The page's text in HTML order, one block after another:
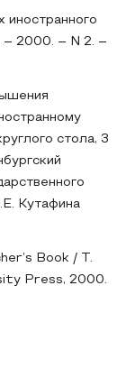
иностранного
– 2000. – N 2. –
стола, 3
Кутафина
Book / Т.
Press, 2000.